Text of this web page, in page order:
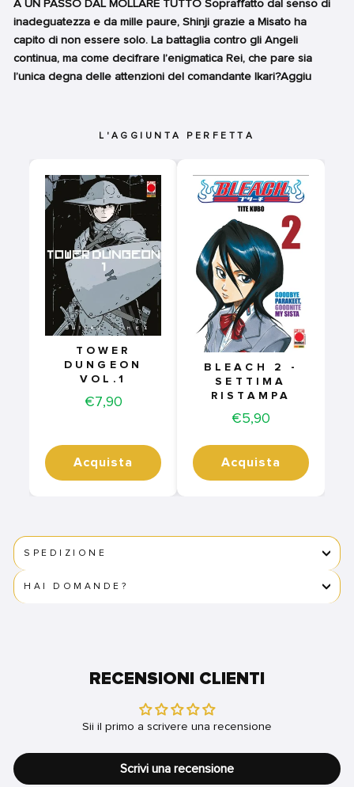
A UN PASSO DAL MOLLARE TUTTO Sopraffatto dal senso di
inadeguatezza e da mille paure, Shinji grazie a Misato ha
capito di non essere solo. La battaglia contro gli Angeli
continua, ma come decifrare l’enigmatica Rei, che pare sia
l’unica degna delle attenzioni del comandante Ikari?Aggiu
L'AGGIUNTA PERFETTA
TOWER
DUNGEON
VOL.1
Price
€7,90
Acquista
BLEACH 2 -
SETTIMA
RISTAMPA
Price
€5,90
Acquista
SPEDIZIONE
HAI DOMANDE?
RECENSIONI CLIENTI
Sii il primo a scrivere una recensione
Scrivi una recensione